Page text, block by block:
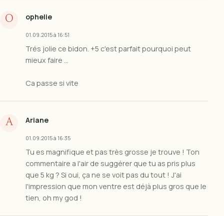
O ophelie
01.09.2015 à 16:51
Trés jolie ce bidon. +5 c'est parfait pourquoi peut
mieux faire ...
Ca passe si vite
A Ariane
01.09.2015 à 16:35
Tu es magnifique et pas très grosse je trouve ! Ton
commentaire a l'air de suggérer que tu as pris plus
que 5 kg ? Si oui, ça ne se voit pas du tout ! J'ai
l'impression que mon ventre est déjà plus gros que le
tien, oh my god !